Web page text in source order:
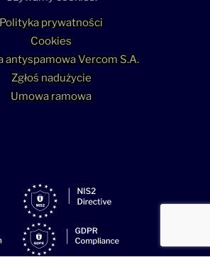
Polityka prywatności
Cookies
antyspamowa Vercom S.A.
Zgłoś nadużycie
Umowa ramowa